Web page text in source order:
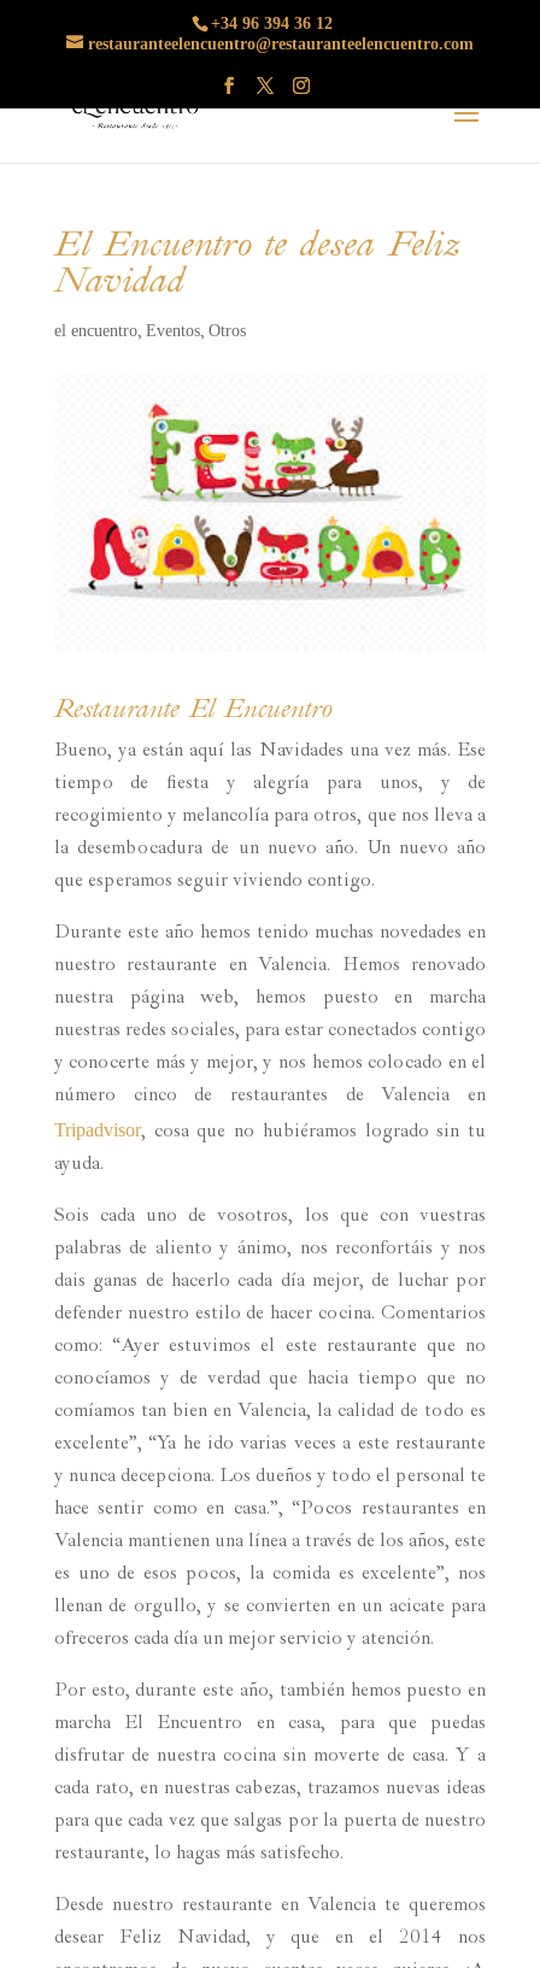
+34 96 394 36 12
restauranteelencuentro@restauranteelencuentro.com
El Encuentro te desea Feliz
Navidad
el encuentro, Eventos, Otros
Restaurante El Encuentro
Bueno, ya están aquí las Navidades una vez más. Ese
tiempo de fiesta y alegría para unos, y de
recogimiento y melancolía para otros, que nos lleva a
la desembocadura de un nuevo año. Un nuevo año
que esperamos seguir viviendo contigo.
Durante este año hemos tenido muchas novedades en
nuestro restaurante en Valencia. Hemos renovado
nuestra página web, hemos puesto en marcha
nuestras redes sociales, para estar conectados contigo
y conocerte más y mejor, y nos hemos colocado en el
número cinco de restaurantes de Valencia en
Tripadvisor, cosa que no hubiéramos logrado sin tu
ayuda.
Sois cada uno de vosotros, los que con vuestras
palabras de aliento y ánimo, nos reconfortáis y nos
dais ganas de hacerlo cada día mejor, de luchar por
defender nuestro estilo de hacer cocina. Comentarios
como: “Ayer estuvimos el este restaurante que no
conocíamos y de verdad que hacia tiempo que no
comíamos tan bien en Valencia, la calidad de todo es
excelente”, “Ya he ido varias veces a este restaurante
y nunca decepciona. Los dueños y todo el personal te
hace sentir como en casa.”, “Pocos restaurantes en
Valencia mantienen una línea a través de los años, este
es uno de esos pocos, la comida es excelente”, nos
llenan de orgullo, y se convierten en un acicate para
ofreceros cada día un mejor servicio y atención.
Por esto, durante este año, también hemos puesto en
marcha El Encuentro en casa, para que puedas
disfrutar de nuestra cocina sin moverte de casa. Y a
cada rato, en nuestras cabezas, trazamos nuevas ideas
para que cada vez que salgas por la puerta de nuestro
restaurante, lo hagas más satisfecho.
Desde nuestro restaurante en Valencia te queremos
desear Feliz Navidad, y que en el 2014 nos